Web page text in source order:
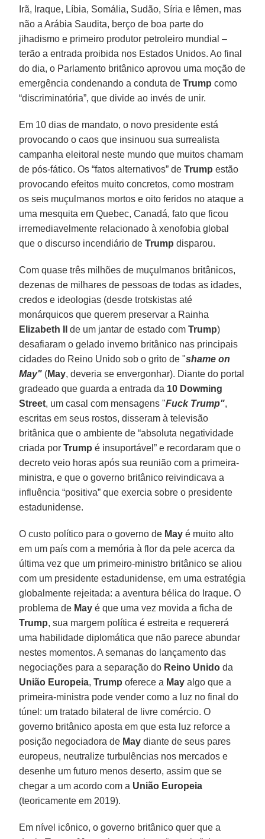
Irã, Iraque, Líbia, Somália, Sudão, Síria e Iêmen, mas
não a Arábia Saudita, berço de boa parte do
jihadismo e primeiro produtor petroleiro mundial –
terão a entrada proibida nos Estados Unidos. Ao final
do dia, o Parlamento britânico aprovou uma moção de
emergência condenando a conduta deTrump como
“discriminatória”, que divide ao invés de unir.
Em 10 dias de mandato, o novo presidente está
provocando o caos que insinuou sua surrealista
campanha eleitoral neste mundo que muitos chamam
de pós-fático. Os “fatos alternativos” deTrump estão
provocando efeitos muito concretos, como mostram
os seis muçulmanos mortos e oito feridos no ataque a
uma mesquita em Quebec, Canadá, fato que ficou
irremediavelmente relacionado à xenofobia global
que o discurso incendiário deTrump disparou.
Com quase três milhões de muçulmanos britânicos,
dezenas de milhares de pessoas de todas as idades,
credos e ideologias (desde trotskistas até
monárquicos que querem preservar a Rainha
Elizabeth II
de um jantar de estado comTrump)
desafiaram o gelado inverno britânico nas principais
cidades do Reino Unido sob o grito de "shame on
May" (May, deveria se envergonhar). Diante do portal
gradeado que guarda a entrada da 10 Dowming
Street, um casal com mensagens "Fuck Trump",
escritas em seus rostos, disseram à televisão
britânica que o ambiente de “absoluta negatividade
criada porTrump é insuportável” e recordaram que o
decreto veio horas após sua reunião com a primeira-
ministra, e que o governo britânico reivindicava a
influência “positiva” que exercia sobre o presidente
estadunidense.
O custo político para o governo de May é muito alto
em um país com a memória à flor da pele acerca da
última vez que um primeiro-ministro britânico se aliou
com um presidente estadunidense, em uma estratégia
globalmente rejeitada: a aventura bélica do Iraque. O
problema de May é que uma vez movida a ficha de
Trump, sua margem política é estreita e requererá
uma habilidade diplomática que não parece abundar
nestes momentos. A semanas do lançamento das
negociações para a separação do Reino Unido da
União Europeia,Trump oferece a May algo que a
primeira-ministra pode vender como a luz no final do
túnel: um tratado bilateral de livre comércio. O
governo britânico aposta em que esta luz reforce a
posição negociadora de May diante de seus pares
europeus, neutralize turbulências nos mercados e
desenhe um futuro menos deserto, assim que se
chegar a um acordo com a União Europeia
(teoricamente em 2019).
Em nível icônico, o governo britânico quer que a